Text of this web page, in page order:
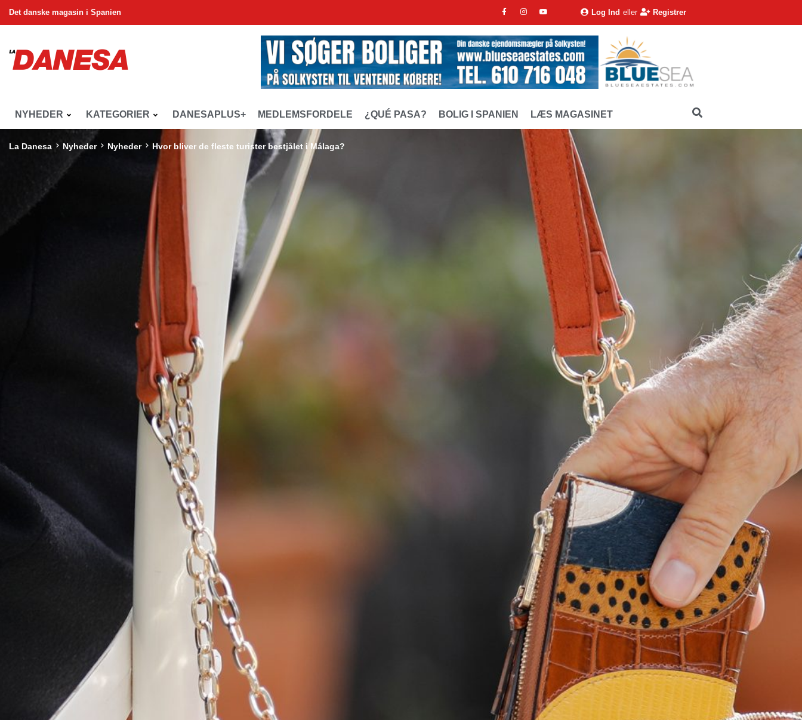
Det danske magasin i Spanien Log Ind eller Registrer
NYHEDER KATEGORIER DANESAPLUS+ MEDLEMSFORDELE ¿QUÉ PASA? BOLIG I SPANIEN LÆS MAGASINET
La Danesa Nyheder Nyheder Hvor bliver de fleste turister bestjålet i Málaga?